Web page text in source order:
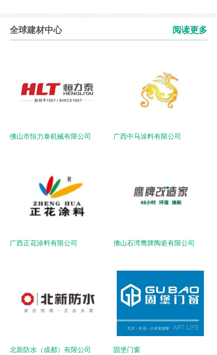
全球建材中心 阅读更多
佛山市恒力泰机械有限公司 广西中马涂料有限公司
广西正花涂料有限公司 佛山石湾鹰牌陶瓷有限公司
北新防水（成都）有限公司 固堡门窗